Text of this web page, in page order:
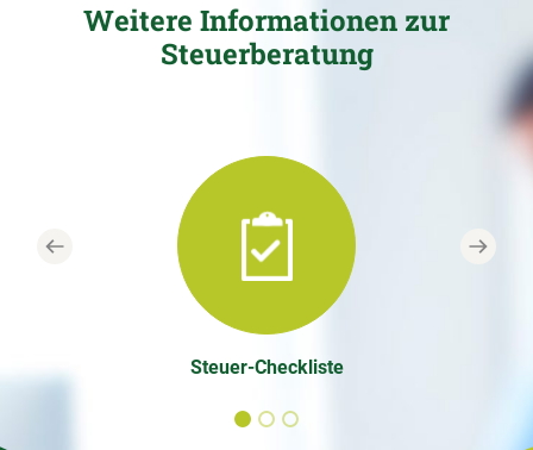
Weitere Informationen zur
Steuerberatung
Steuer-Checkliste
Previous Next